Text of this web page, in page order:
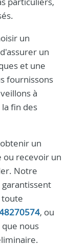
un
un
et une
fournissons
à
fin des
un
ou recevoir un
Notre
toute
, ou
nous